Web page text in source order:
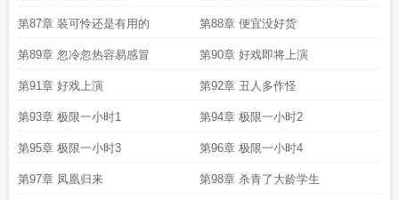
中
第87章 装可怜还是有用的 第88章 便宜没好货
第89章 忽冷忽热容易感冒 第90章 好戏即将上演
第91章 好戏上演 第92章 丑人多作怪
第93章 极限一小时1 第94章 极限一小时2
第95章 极限一小时3 第96章 极限一小时4
第97章 凤凰归来 第98章 杀青了大龄学生